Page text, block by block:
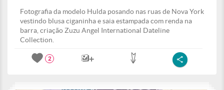
Fotografia da modelo Hulda posando nas ruas de Nova York
vestindo blusa ciganinha e saia estampada com renda na
barra, criação Zuzu Angel International Dateline
Collection.
2